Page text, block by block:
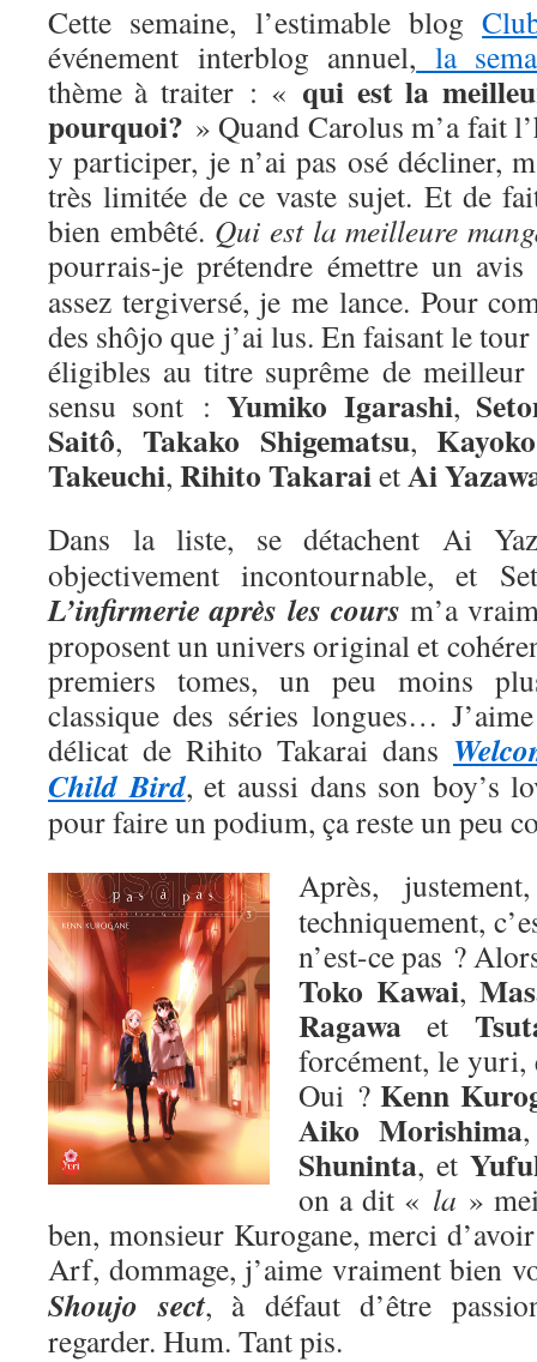
Cette semaine, l’estimable blog
événement interblog annuel, la
thème à traiter : « qui est la
pourquoi? » Quand Carolus m’a fait
y participer, je n’ai pas osé décliner,
très limitée de ce vaste sujet. Et de
bien embêté. Qui est la meilleure
pourrais-je prétendre émettre un
assez tergiversé, je me lance. Pour
des shôjo que j’ai lus. En faisant le tour
éligibles au titre suprême de
sensu sont :Yumiko Igarashi,
Saitô, Takako Shigematsu,Kayoko
Takeuchi, Rihito TakaraietAi
Dans la liste, se détachent Ai
objectivement incontournable, et
L’infirmerie après les cours m’a
proposent un univers original et
premiers tomes, un peu moins
classique des séries longues…
délicat de Rihito Takarai dans
Child Bird, et aussi dans son boy’s
pour faire un podium, ça reste un peu
Après,
techniquement,
n’est-ce pas ?
Toko Kawai,
Ragawa et
forcément, le yuri,
Oui ?Kenn
Aiko Morishima
Shuninta, et
on a dit « la »
ben, monsieur Kurogane, merci
Arf, dommage, j’aime vraiment bien
Shoujo sect, à défaut d’être
regarder. Hum. Tant pis.